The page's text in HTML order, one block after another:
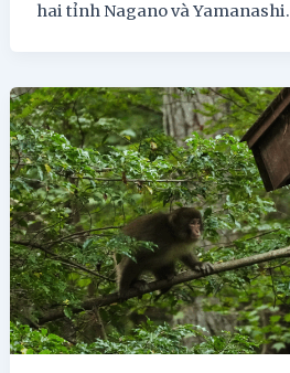
hai tỉnh Nagano và Yamanashi.